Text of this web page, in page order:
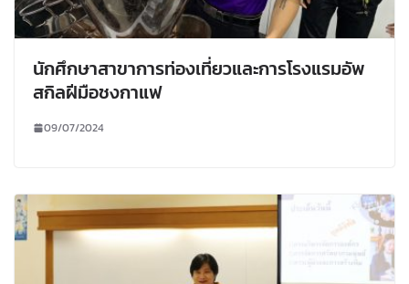
นักศึกษาสาขาการท่องเที่ยวและการโรงแรมอัพ
สกิลฝีมือชงกาแฟ
09/07/2024